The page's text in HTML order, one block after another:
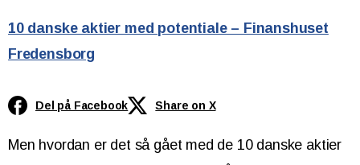
10 danske aktier med potentiale – Finanshuset
Fredensborg
Del på Facebook Share on X
Men hvordan er det så gået med de 10 danske aktier